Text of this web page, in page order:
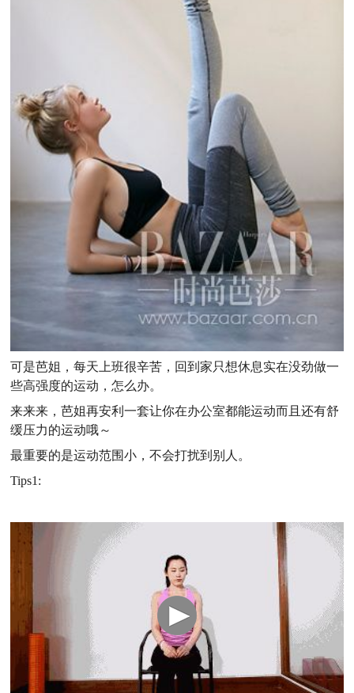
可是芭姐，每天上班很辛苦，回到家只想休息实在没劲做一
些高强度的运动，怎么办。
来来来，芭姐再安利一套让你在办公室都能运动而且还有舒
缓压力的运动哦～
最重要的是运动范围小，不会打扰到别人。
Tips1: